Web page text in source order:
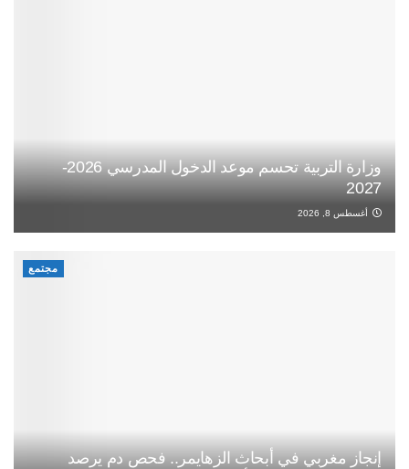
وزارة التربية تحسم موعد الدخول المدرسي 2026-
2027
أغسطس 8, 2026
مجتمع
إنجاز مغربي في أبحاث الزهايمر.. فحص دم يرصد